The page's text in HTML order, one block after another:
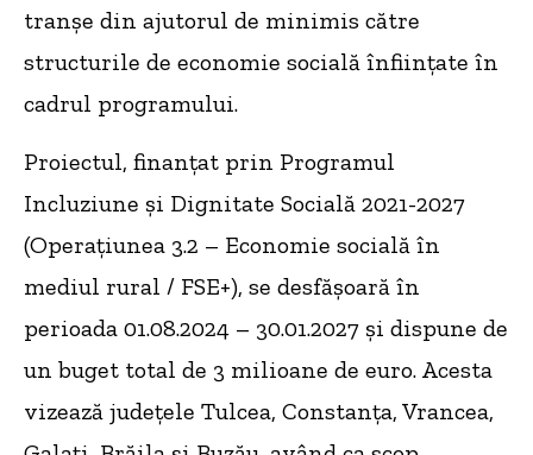
tranșe din ajutorul de minimis către
structurile de economie socială înființate în
cadrul programului.
Proiectul, finanțat prin Programul
Incluziune și Dignitate Socială 2021-2027
(Operațiunea 3.2 – Economie socială în
mediul rural / FSE+), se desfășoară în
perioada 01.08.2024 – 30.01.2027 și dispune de
un buget total de 3 milioane de euro. Acesta
vizează județele Tulcea, Constanța, Vrancea,